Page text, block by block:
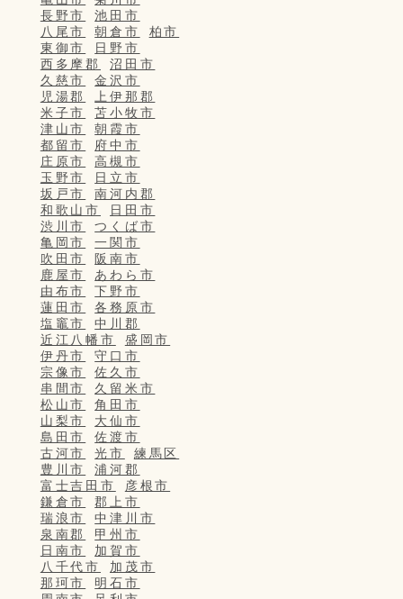
長野市
池田市
八尾市
朝倉市
柏市
東御市
日野市
西多摩郡
沼田市
久慈市
金沢市
児湯郡
上伊那郡
米子市
苫小牧市
津山市
朝霞市
都留市
府中市
庄原市
高槻市
玉野市
日立市
坂戸市
南河内郡
和歌山市
日田市
渋川市
つくば市
亀岡市
一関市
吹田市
阪南市
鹿屋市
あわら市
由布市
下野市
蓮田市
各務原市
塩竈市
中川郡
近江八幡市
盛岡市
伊丹市
守口市
宗像市
佐久市
串間市
久留米市
松山市
角田市
山梨市
大仙市
島田市
佐渡市
古河市
光市
練馬区
豊川市
浦河郡
富士吉田市
彦根市
鎌倉市
郡上市
瑞浪市
中津川市
泉南郡
甲州市
日南市
加賀市
八千代市
加茂市
那珂市
明石市